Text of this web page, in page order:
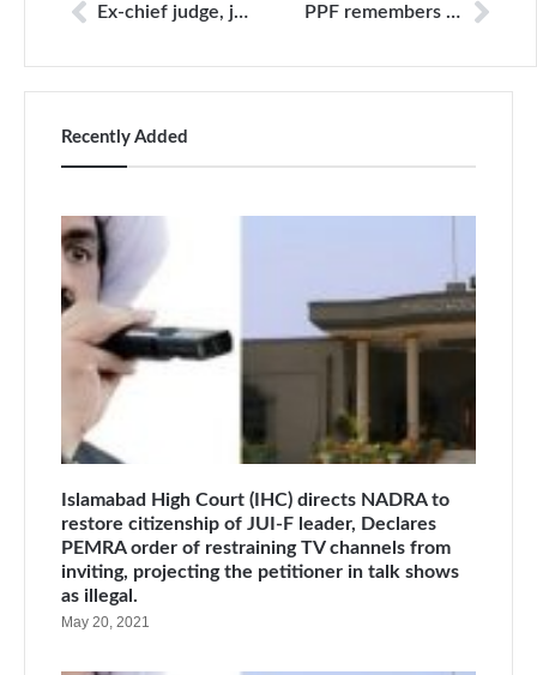
Ex-chief judge, journalists to be indicted on 20th PPF remembers murdered journalist Mukarram Khan Atif
Recently Added
Islamabad High Court (IHC) directs NADRA to
restore citizenship of JUI-F leader, Declares
PEMRA order of restraining TV channels from
inviting, projecting the petitioner in talk shows
as illegal.
May 20, 2021